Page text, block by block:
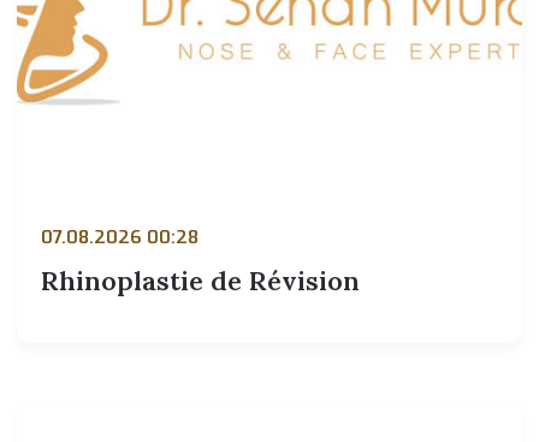
07.08.2026 00:28
Rhinoplastie de Révision